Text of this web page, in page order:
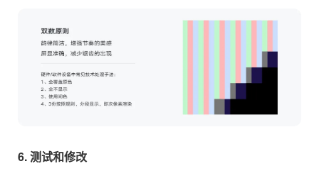
6. 测试和修改